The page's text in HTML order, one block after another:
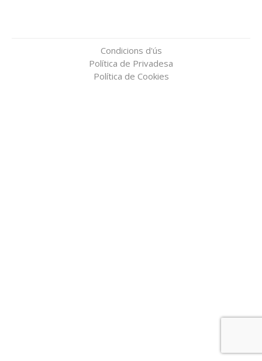
Condicions d'ús
Política de Privadesa
Política de Cookies